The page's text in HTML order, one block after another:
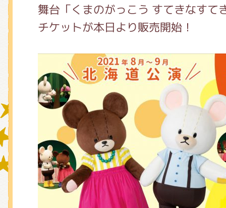
舞台「くまのがっこう すてきなすて
チケットが本日より販売開始！
ショップインフォメーション
グッズインフォメーション
ミュージカル・コンサート
おたのしみコンテンツ(クイズ・
チア ジャッキーズ！